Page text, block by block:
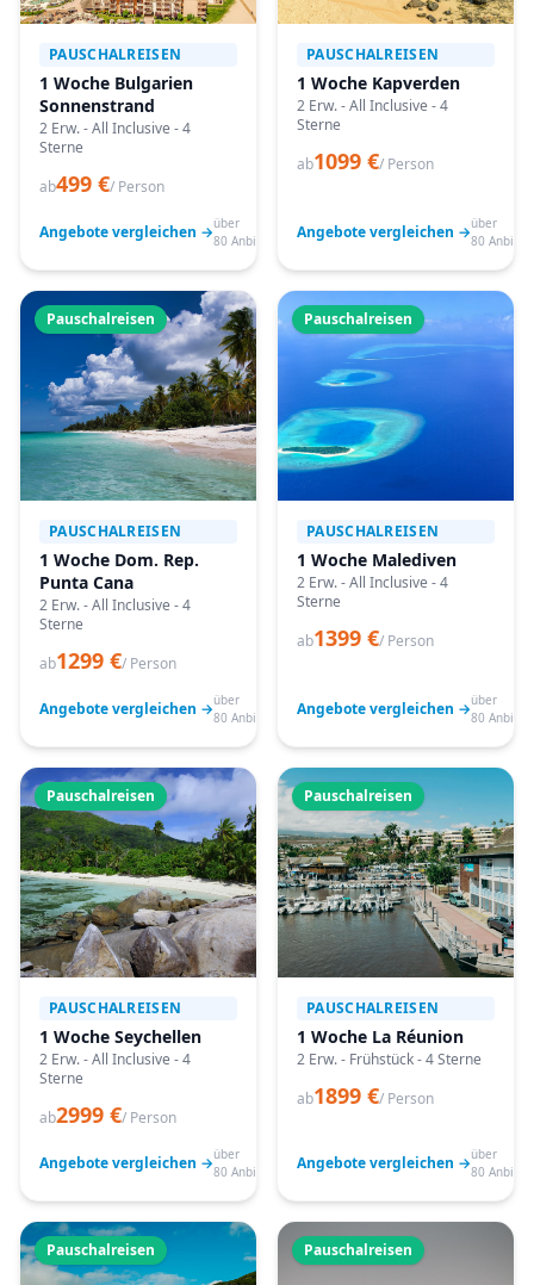
PAUSCHALREISEN
1 Woche Bulgarien
Sonnenstrand
2 Erw. - All Inclusive - 4
Sterne
ab499 €/ Person
Angebote vergleichen →über
80 Anbieter
PAUSCHALREISEN
1 Woche Kapverden
2 Erw. - All Inclusive - 4
Sterne
ab1099 €/ Person
Angebote vergleichen →über
80
Pauschalreisen
PAUSCHALREISEN
1 Woche Dom. Rep.
Punta Cana
2 Erw. - All Inclusive - 4
Sterne
ab1299 €/ Person
Angebote vergleichen →über
80 Anbieter
Pauschalreisen
PAUSCHALREISEN
1 Woche Malediven
2 Erw. - All Inclusive - 4
Sterne
ab1399 €/ Person
Angebote vergleichen →über
80
Pauschalreisen
PAUSCHALREISEN
1 Woche Seychellen
2 Erw. - All Inclusive - 4
Sterne
ab2999 €/ Person
Angebote vergleichen →über
80 Anbieter
Pauschalreisen
PAUSCHALREISEN
1 Woche La Réunion
2 Erw. - Frühstück - 4 Sterne
ab1899 €/ Person
Angebote vergleichen →über
80
Pauschalreisen Pauschalreisen